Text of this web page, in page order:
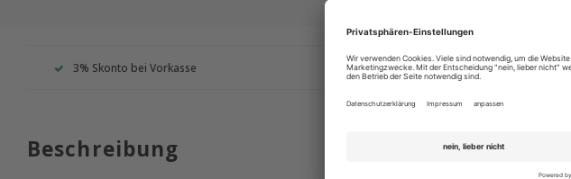
3% Skonto bei Vorkasse Wir sind für Sie da: +49 2603 9365400
Beschreibung